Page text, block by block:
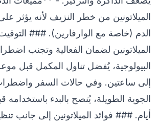
الميلاتونين من خطر النزيف لأنه يؤثر
الدم (خاصة مع الوارفارين). ### التوقيت
الميلاتونين لضمان الفعالية وتجنب
البيولوجية، يُفضل تناول المكمل قبل
إلى ساعتين. وفي حالات السفر
الجوية الطويلة، يُنصح بالبدء باستخدامه
أيام. ### فوائد الميلاتونين إلى جانب